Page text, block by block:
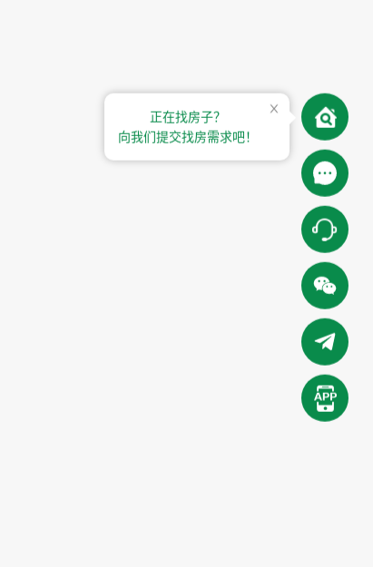
正在找房子？
向我们提交找房需求吧！